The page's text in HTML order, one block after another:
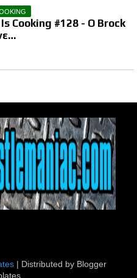
Cooking #128 - Ο Brock
| Distributed by Blogger